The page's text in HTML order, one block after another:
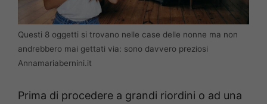
Questi 8 oggetti si trovano nelle case delle nonne ma non
andrebbero mai gettati via: sono davvero preziosi
Annamariabernini.it
Prima di procedere a grandi riordini o ad una